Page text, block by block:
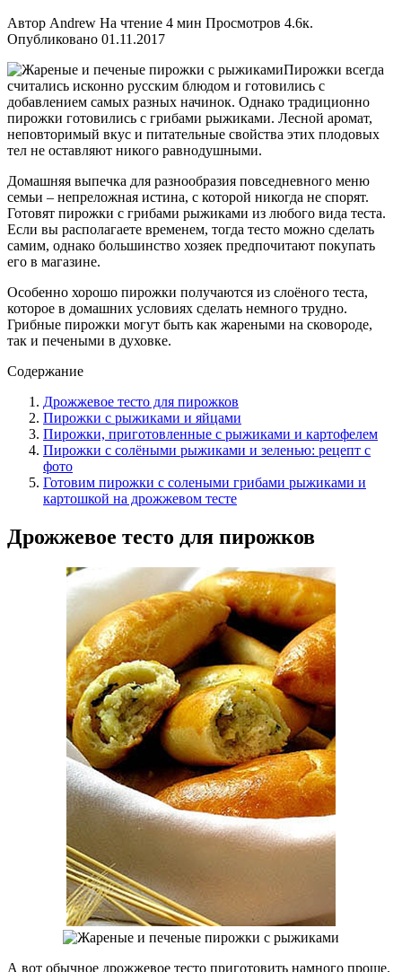
Автор Andrew На чтение 4 мин Просмотров 4.6к.
Опубликовано 01.11.2017
Пирожки всегда
считались исконно русским блюдом и готовились с
добавлением самых разных начинок. Однако традиционно
пирожки готовились с грибами рыжиками. Лесной аромат,
неповторимый вкус и питательные свойства этих плодовых
тел не оставляют никого равнодушными.
Домашняя выпечка для разнообразия повседневного меню
семьи – непреложная истина, с которой никогда не спорят.
Готовят пирожки с грибами рыжиками из любого вида теста.
Если вы располагаете временем, тогда тесто можно сделать
самим, однако большинство хозяек предпочитают покупать
его в магазине.
Особенно хорошо пирожки получаются из слоёного теста,
которое в домашних условиях сделать немного трудно.
Грибные пирожки могут быть как жареными на сковороде,
так и печеными в духовке.
Содержание
Дрожжевое тесто для пирожков
Пирожки с рыжиками и яйцами
Пирожки, приготовленные с рыжиками и картофелем
Пирожки с солёными рыжиками и зеленью: рецепт с
фото
Готовим пирожки с солеными грибами рыжиками и
картошкой на дрожжевом тесте
Дрожжевое тесто для пирожков
А вот обычное дрожжевое тесто приготовить намного проще.